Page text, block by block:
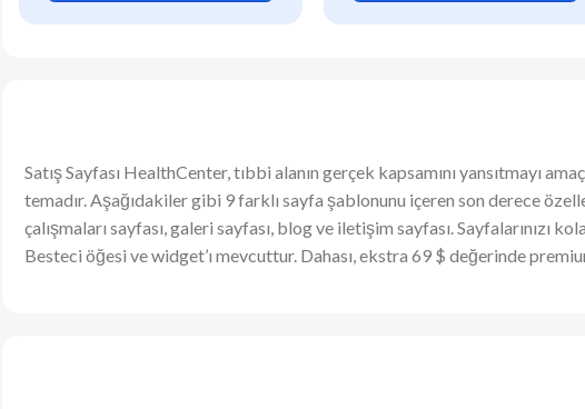
Satış Sayfası HealthCenter, tıbbi alanın gerçek kapsamını yansıtmayı
temadır. Aşağıdakiler gibi 9 farklı sayfa şablonunu içeren son derece
çalışmaları sayfası, galeri sayfası, blog ve iletişim sayfası. Sayfalarınızı
Besteci öğesi ve widget’ı mevcuttur. Dahası, ekstra 69 $ değerinde